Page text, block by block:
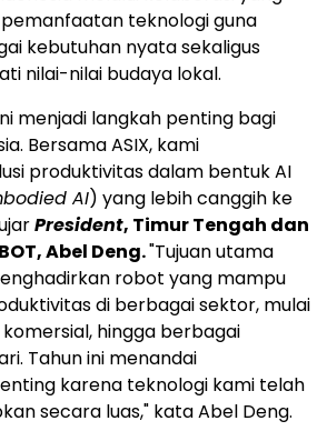
teknologi guna
kebutuhan nyata sekaligus
nilai-nilai budaya lokal.
menjadi langkah penting bagi
Bersama ASIX, kami
produktivitas dalam bentuk AI
AI) yang lebih canggih ke
President, Timur Tengah dan
Abel Deng."Tujuan utama
robot yang mampu
di berbagai sektor, mulai
hingga berbagai
Tahun ini menandai
karena teknologi kami telah
secara luas," kata Abel Deng.